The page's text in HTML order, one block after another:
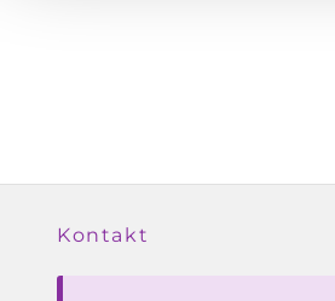
Kontakt